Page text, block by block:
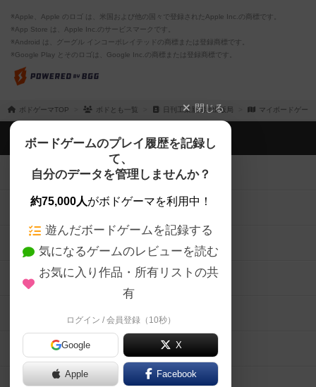
※Apple、Apple のロゴ は、米国および他の国々で登録されたApple Inc.の商標です。
※App Store は、Apple Inc.のサービスマークです。
※Android は、グーグル インコーポレイテッドの商標または登録商標です。
※Google Play とそのロゴは、Google Inc.の商標または登録商標です。
ボドゲーマTOP ボドとも一覧 日刊工業新聞社出版局 マイボードゲーム
閉じる
ボードゲームのプレイ履歴を記録し
て、
自分のデータを管理しませんか？
約75,000人がボドゲーマを利用中！
遊んだボードゲームを記録する
気になるゲームのレビューを読む
お気に入り作品・所有リストの共
有
ログイン / 会員登録（10秒）
Google X
Apple Facebook
ボドゲーマTOP
ボードゲームを検索する
ボードゲームの新着レビュー
ボードゲーム会情報
メカニクス特集
掲示板・トピックス
ボドとも・会員一覧